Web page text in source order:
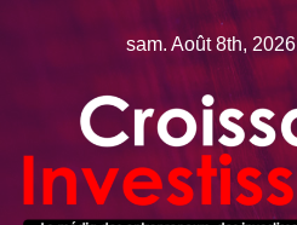
sam. Août 8th, 2026